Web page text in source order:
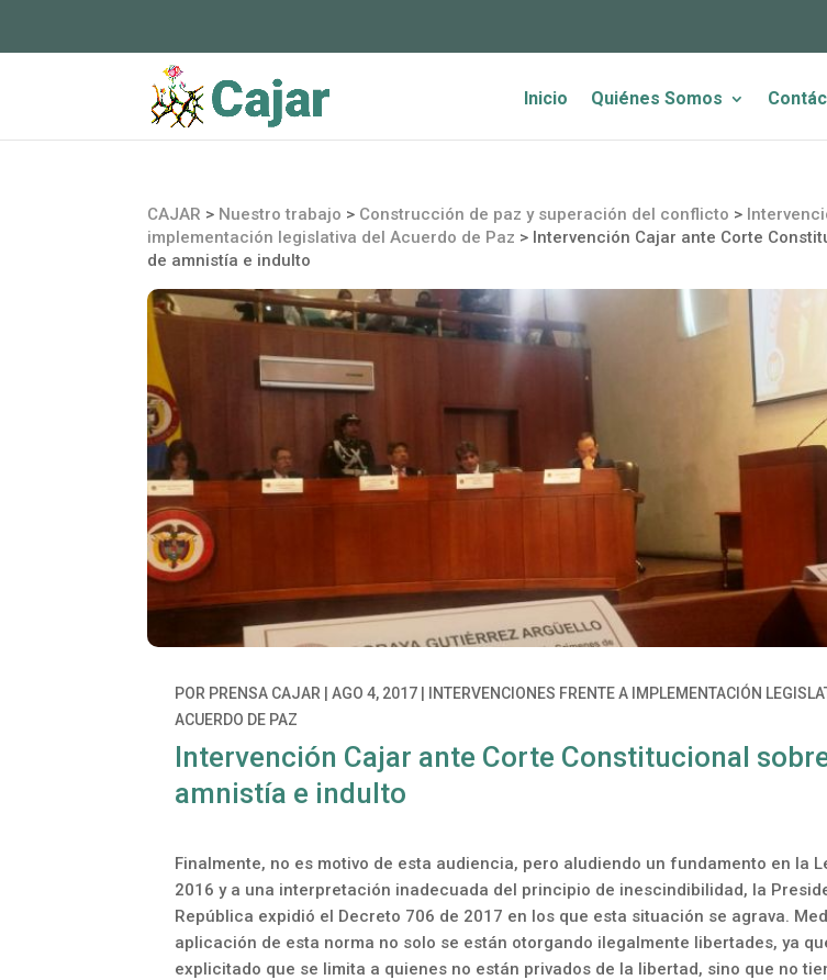
Inicio Quiénes Somos
CAJAR > Nuestro trabajo > Construcción de paz y superación del conflicto >
implementación legislativa del Acuerdo de Paz > Intervención Cajar ante Corte
de amnistía e indulto
POR PRENSA CAJAR |AGO 4, 2017
INTERVENCIONES FRENTE A IMPLEMENTACIÓN
ACUERDO DE PAZ
Intervención Cajar ante Corte Constitucional
amnistía e indulto
Finalmente, no es motivo de esta audiencia, pero aludiendo un fundamento en la
2016 y a una interpretación inadecuada del principio de inescindibilidad, la
República expidió el Decreto 706 de 2017 en los que esta situación se agrava.
aplicación de esta norma no solo se están otorgando ilegalmente libertades, ya
explicitado que se limita a quienes no están privados de la libertad, sino que no